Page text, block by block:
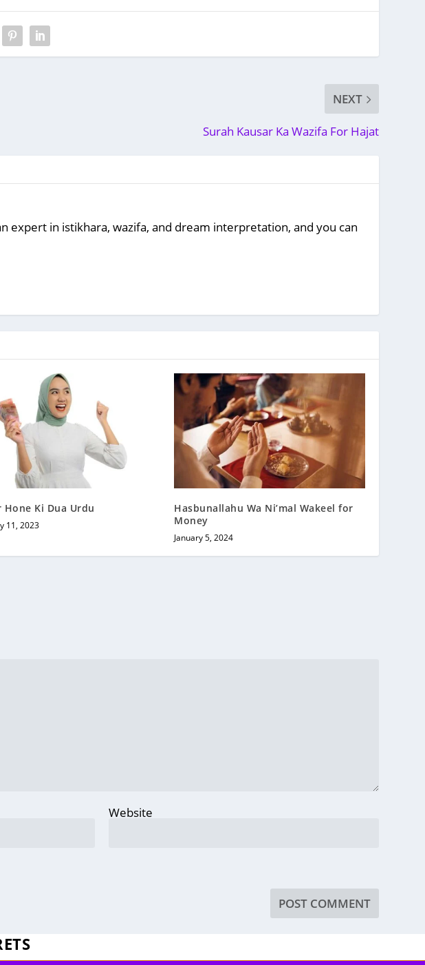
NEXT
Surah Kausar Ka Wazifa For Hajat
expert in istikhara, wazifa, and dream interpretation, and you can
Hone Ki Dua Urdu
11, 2023
Hasbunallahu Wa Ni’mal Wakeel for
Money
January 5, 2024
Website